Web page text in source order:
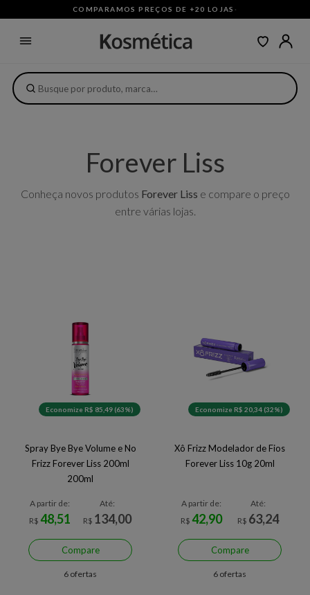
COMPARAMOS PREÇOS DE +20 LOJAS ·
Forever Liss
Conheça novos produtos Forever Liss e compare o preço
entre várias lojas.
Economize R$ 85,49 (63%)
Spray Bye Bye Volume e No
Frizz Forever Liss 200ml
200ml
A partir de:
R$ 48,51
Até:
R$ 134,00
Compare
6 ofertas
Economize R$ 20,34 (32%)
Xô Frizz Modelador de Fios
Forever Liss 10g 20ml
A partir de:
R$42,90
Até:
R$ 63,24
Compare
6 ofertas